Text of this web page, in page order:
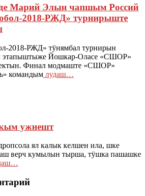
Марий Элын чапшым Россий
2018-РЖД» турнирыште
2018-РЖД» тӱнямбал турнирын
этапыштыже Йошкар-Оласе «СШОР»
Финал модмаште «СШОР»
командым лудаш…
ужнешт
ял калык келшен ила, шке
верч кумылын тырша, тӱшка пашашке